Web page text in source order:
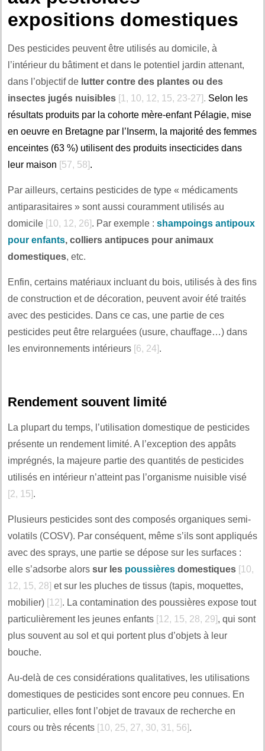
expositions domestiques
Des pesticides peuvent être utilisés au domicile, à
l’intérieur du bâtiment et dans le potentiel jardin attenant,
dans l’objectif de lutter contre des plantes ou des
insectes jugés nuisibles [1, 10, 12, 15, 23-27]. Selon les
résultats produits par la cohorte mère-enfant Pélagie, mise
en oeuvre en Bretagne par l’Inserm, la majorité des femmes
enceintes (63 %) utilisent des produits insecticides dans
leur maison [57, 58].
Par ailleurs, certains pesticides de type « médicaments
antiparasitaires » sont aussi couramment utilisés au
domicile [10, 12, 26]. Par exemple : shampoings antipoux
pour enfants, colliers antipuces pour animaux
domestiques, etc.
Enfin, certains matériaux incluant du bois, utilisés à des fins
de construction et de décoration, peuvent avoir été traités
avec des pesticides. Dans ce cas, une partie de ces
pesticides peut être relarguées (usure, chauffage…) dans
les environnements intérieurs [6, 24].
Rendement souvent limité
La plupart du temps, l’utilisation domestique de pesticides
présente un rendement limité. A l’exception des appâts
imprégnés, la majeure partie des quantités de pesticides
utilisés en intérieur n’atteint pas l’organisme nuisible visé
[2, 15].
Plusieurs pesticides sont des composés organiques semi-
volatils (COSV). Par conséquent, même s’ils sont appliqués
avec des sprays, une partie se dépose sur les surfaces :
elle s’adsorbe alors sur les poussières domestiques [10,
12, 15, 28] et sur les pluches de tissus (tapis, moquettes,
mobilier) [12]. La contamination des poussières expose tout
particulièrement les jeunes enfants [12, 15, 28, 29], qui sont
plus souvent au sol et qui portent plus d’objets à leur
bouche.
Au-delà de ces considérations qualitatives, les utilisations
domestiques de pesticides sont encore peu connues. En
particulier, elles font l’objet de travaux de recherche en
cours ou très récents [10, 25, 27, 30, 31, 56].